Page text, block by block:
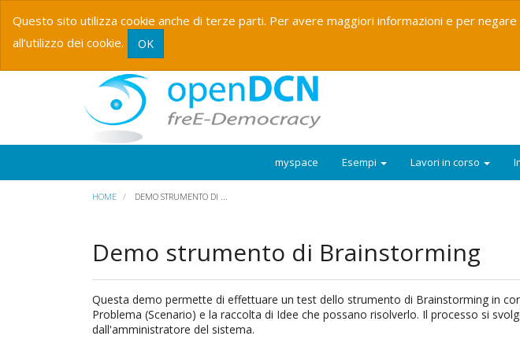
Questo sito utilizza cookie anche di terze parti. Per avere maggiori informazioni e per negare
all’utilizzo dei cookie.
OK
myspace Esempi Lavori in corso
HOME DEMO STRUMENTO DI ...
Demo strumento di Brainstorming
Questa demo permette di effettuare un test dello strumento di Brainstorming in
Problema (Scenario) e la raccolta di Idee che possano risolverlo. Il processo si
dall'amministratore del sistema.